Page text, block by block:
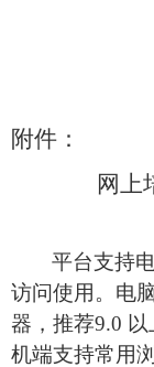
附件：
网上
平台支持
访问使用。电
器，推荐9.0
机端支持常用